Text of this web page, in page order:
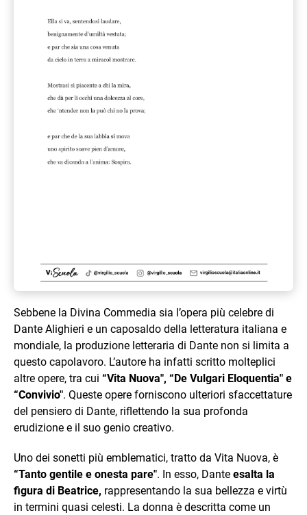
Sebbene la Divina Commedia sia l’opera più celebre di
Dante Alighieri e un caposaldo della letteratura italiana e
mondiale, la produzione letteraria di Dante non si limita a
questo capolavoro. L’autore ha infatti scritto molteplici
altre opere, tra cui “Vita Nuova", “De Vulgari Eloquentia" e
“Convivio". Queste opere forniscono ulteriori sfaccettature
del pensiero di Dante, riflettendo la sua profonda
erudizione e il suo genio creativo.
Uno dei sonetti più emblematici, tratto da Vita Nuova, è
“Tanto gentile e onesta pare". In esso, Dante esalta la
figura di Beatrice, rappresentando la sua bellezza e virtù
in termini quasi celesti. La donna è descritta come un